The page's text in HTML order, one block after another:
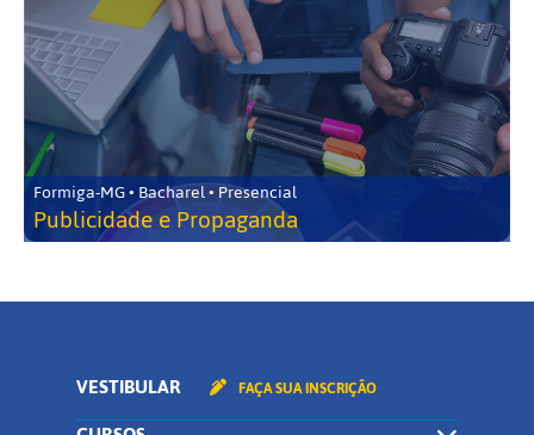
Formiga-MG • Bacharel • Presencial
Publicidade e Propaganda
VESTIBULAR FAÇA SUA INSCRIÇÃO